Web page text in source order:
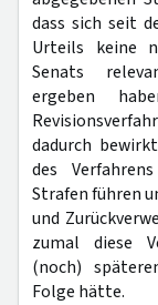
dass sich seit
Urteils keine
Senats
ergeben
dadurch
des
Strafen führen
und
zumal diese
(noch)
Folge hätte.